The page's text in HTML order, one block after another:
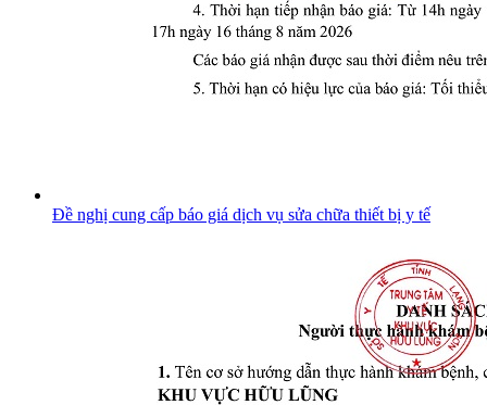
Đề nghị cung cấp báo giá dịch vụ sửa chữa thiết bị y tế